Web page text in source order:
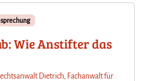
Wie Anstifter das
Dietrich, Fachanwalt für